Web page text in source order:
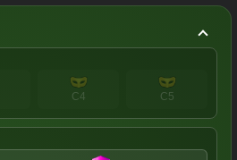
C4 C5